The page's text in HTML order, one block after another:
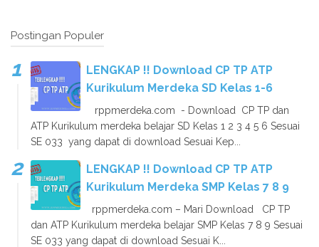
Postingan Populer
LENGKAP !! Download CP TP ATP
Kurikulum Merdeka SD Kelas 1-6
rppmerdeka.com - Download CP TP dan
ATP Kurikulum merdeka belajar SD Kelas 1 2 3 4 5 6 Sesuai
SE 033 yang dapat di download Sesuai Kep...
LENGKAP !! Download CP TP ATP
Kurikulum Merdeka SMP Kelas 7 8 9
rppmerdeka.com – Mari Download CP TP
dan ATP Kurikulum merdeka belajar SMP Kelas 7 8 9 Sesuai
SE 033 yang dapat di download Sesuai K...